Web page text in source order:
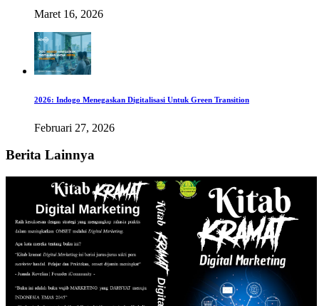
Maret 16, 2026
2026: Indogo Menegaskan Digitalisasi Untuk Green Transition
Februari 27, 2026
Berita Lainnya